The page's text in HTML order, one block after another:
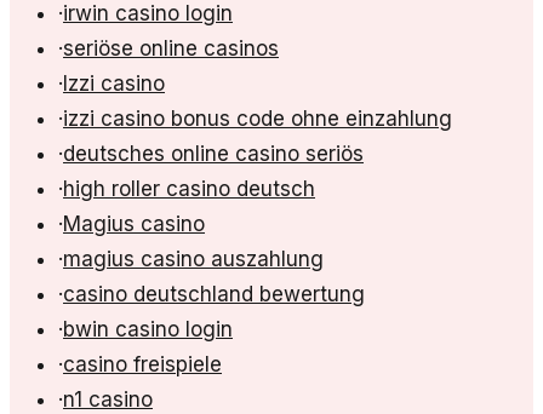
·irwin casino login
·seriöse online casinos
· Izzi casino
·izzi casino bonus code ohne einzahlung
·deutsches online casino seriös
·high roller casino deutsch
·Magius casino
·magius casino auszahlung
·casino deutschland bewertung
·bwin casino login
·casino freispiele
·n1 casino